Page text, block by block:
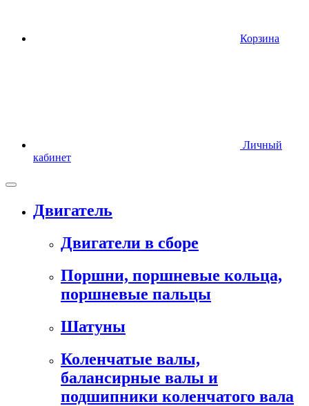
Корзина
Личный
кабинет
Двигатель
Двигатели в сборе
Поршни, поршневые кольца,
поршневые пальцы
Шатуны
Коленчатые валы,
балансирные валы и
подшипники коленчатого вала